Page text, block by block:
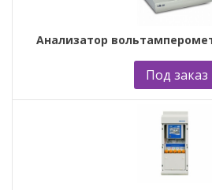
Анализатор
Под заказ